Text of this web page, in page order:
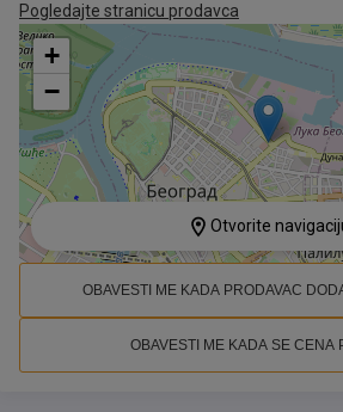
Pogledajte stranicu prodavca
+
−
Otvorite
OBAVESTI ME KADA PRODAVAC
OBAVESTI ME KADA SE CENA